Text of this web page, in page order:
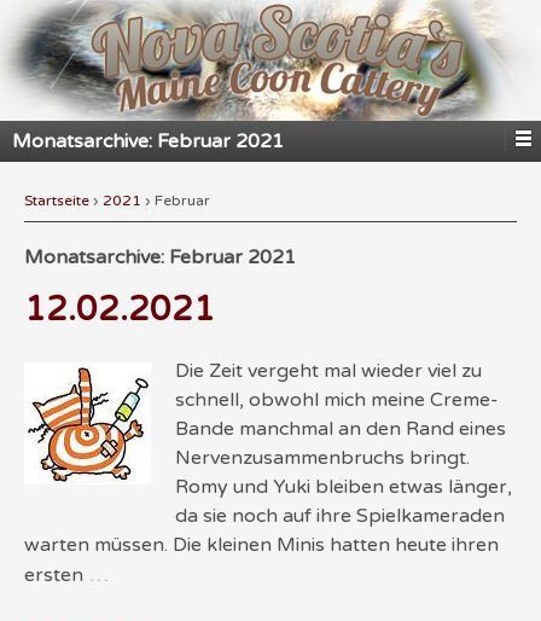
Monatsarchive: Februar 2021
Startseite › 2021 › Februar
Monatsarchive: Februar 2021
12.02.2021
Die Zeit vergeht mal wieder viel zu
schnell, obwohl mich meine Creme-
Bande manchmal an den Rand eines
Nervenzusammenbruchs bringt.
Romy und Yuki bleiben etwas länger,
da sie noch auf ihre Spielkameraden
warten müssen. Die kleinen Minis hatten heute ihren
ersten …